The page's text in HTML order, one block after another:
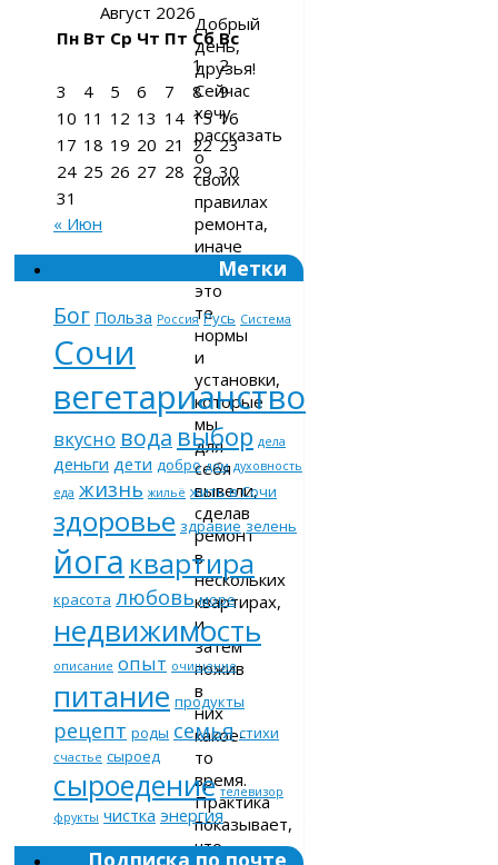
Добрый
день,
друзья!
Сейчас
хочу
рассказать
о
своих
правилах
ремонта,
иначе
говоря,
это
те
нормы
и
установки,
которые
мы
для
себя
вывели,
сделав
ремонт
в
нескольких
квартирах,
и
затем
пожив
в
них
какое-
то
время.
Практика
показывает,
что
Август 2026
Пн Вт Ср Чт Пт Сб Вс
1
2
3
4 5 6 7 8
9
10 11 12 13 14 15 16
17 18 19 20 21 22 23
24 25 26 27 28 29 30
31
« Июн
Метки
Бог Польза Россия Русь Система
Сочи
вегетарианство
вкусно вода выбор дела
деньги дети добро дом духовность
еда жизнь жильё жить в Сочи
здоровье здравие зелень
йога квартира
красота любовь море
недвижимость
описание опыт очищение
питание продукты
рецепт роды семья стихи
счастье сыроед
сыроедение телевизор
фрукты чистка энергия
Подписка по почте